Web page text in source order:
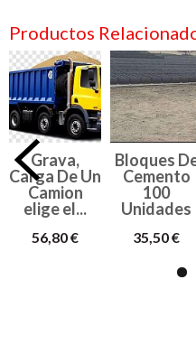
Productos
Grava,
Carga De Un
Camion
elige el...
56,80 €
Bloques
Cemento
100
Unidades
35,50 €